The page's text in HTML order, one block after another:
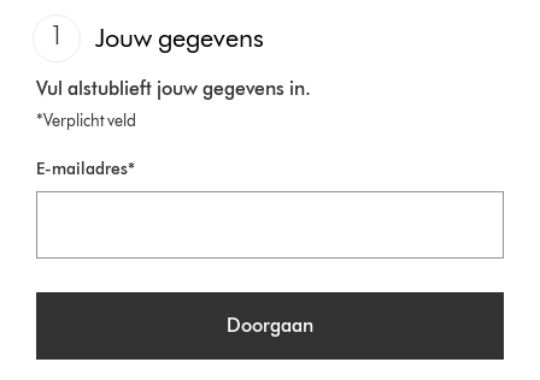
1 Jouw gegevens
Vul alstublieft jouw gegevens in.
*Verplicht veld
E-mailadres*
Doorgaan